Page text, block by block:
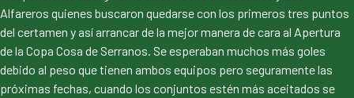
Alfareros quienes buscaron quedarse con los primeros tres puntos
del certamen y así arrancar de la mejor manera de cara al Apertura
de la Copa Cosa de Serranos. Se esperaban muchos más goles
debido al peso que tienen ambos equipos pero seguramente las
próximas fechas, cuando los conjuntos estén más aceitados se